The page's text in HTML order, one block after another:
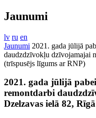
Jaunumi
lv ru en
Jaunumi 2021. gada jūlijā
daudzdzīvokļu dzīvojamajai
(trīspusējs līgums ar RNP)
2021. gada jūlijā
remontdarbi
Dzelzavas ielā 82,